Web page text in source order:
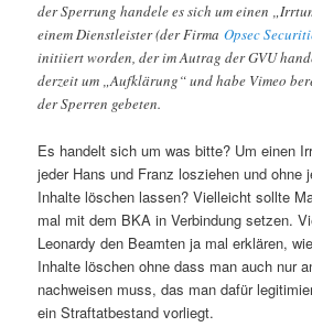
der Sperrung handele es sich um einen
einem Dienstleister (der FirmaOpsec
initiiert worden, der im Autrag der GVU
derzeit um „Aufklärung“ und habe Vimeo
der Sperren gebeten.
Es handelt sich um was bitte? Um einen
jeder Hans und Franz losziehen und ohne
Inhalte löschen lassen? Vielleicht sollte
mal mit dem BKA in Verbindung setzen.
Leonardy den Beamten ja mal erklären,
Inhalte löschen ohne dass man auch nur
nachweisen muss, das man dafür
ein Straftatbestand vorliegt.